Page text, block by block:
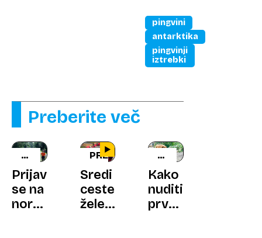
pingvini
antarktika
pingvinji
iztrebki
Preberite več
TERME
ČATEŽ
Prijavite
se na
nordijsko
PRESENEČENJE
Sredi
ceste
želela
DOBRO
JE
VEDETI
Kako
nuditi
prvo